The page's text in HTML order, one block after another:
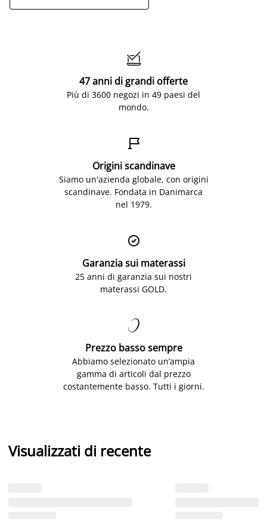

47 anni di grandi offerte
Più di 3600 negozi in 49 paesi del
mondo.

Origini scandinave
Siamo un'azienda globale, con origini
scandinave. Fondata in Danimarca
nel 1979.

Garanzia sui materassi
25 anni di garanzia sui nostri
materassi GOLD.

Prezzo basso sempre
Abbiamo selezionato un’ampia
gamma di articoli dal prezzo
costantemente basso. Tutti i giorni.
Visualizzati di recente